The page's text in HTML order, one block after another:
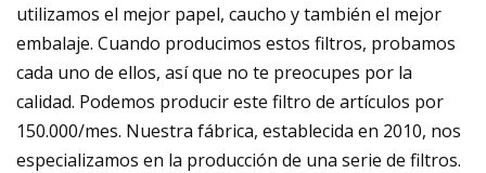
utilizamos el mejor papel, caucho y también el mejor
embalaje. Cuando producimos estos filtros, probamos
cada uno de ellos, así que no te preocupes por la
calidad. Podemos producir este filtro de artículos por
150.000/mes. Nuestra fábrica, establecida en 2010, nos
especializamos en la producción de una serie de filtros.